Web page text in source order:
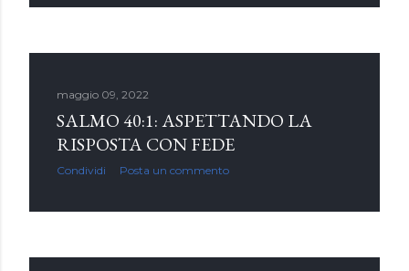
maggio 09, 2022
SALMO 40:1: ASPETTANDO LA
RISPOSTA CON FEDE
Condividi Posta un commento